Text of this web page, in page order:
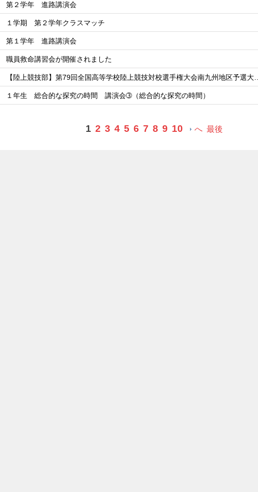
第２学年 進路講演会
１学期 第２学年クラスマッチ
第１学年 進路講演会
職員救命講習会が開催されました
【陸上競技部】第79回全国高等学校陸上競技対校選手権大会南九州地区予選大…
１年生 総合的な探究の時間 講演会➂（総合的な探究の時間）
1 2 3 4 5 6 7 8 9 10 へ 最後